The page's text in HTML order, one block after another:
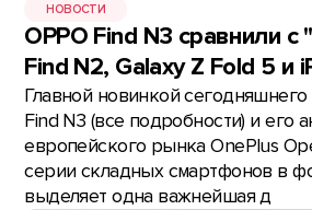
НОВОСТИ
OPPO Find N3 сравнили с
Find N2, Galaxy Z Fold 5 и
Главной новинкой сегодняшнего
Find N3 (все подробности) и его
европейского рынка OnePlus
серии складных смартфонов в
выделяет одна важнейшая д